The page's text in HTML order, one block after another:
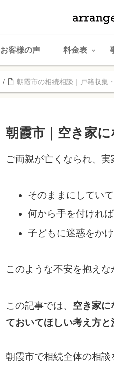
お客様の声 料金表
朝霞市の相続相談｜戸籍収集
朝霞市｜空き家
ご両親が亡くなられ、
そのままにしてい
何から手を付けれ
子どもに迷惑をか
このような不安を抱え
この記事では、 空き家に
ておいてほしい考え方と
朝霞市で相続全体の相